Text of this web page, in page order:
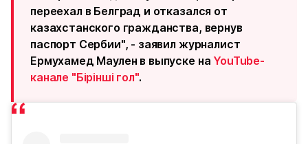
переехал в Белград и отказался от
казахстанского гражданства, вернув
паспорт Сербии", - заявил журналист
Ермухамед Маулен в выпуске на YouTube-
канале "Бірінші гол".